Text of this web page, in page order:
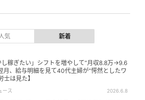
富な実務経験を活かし、読者や受講者が一
気 新着
し稼ぎたい」シフトを増やして“月収8.8万→9.6
月、給与明細を見て40代主婦が“愕然としたワ
士は見た】
ース 2026.6.8